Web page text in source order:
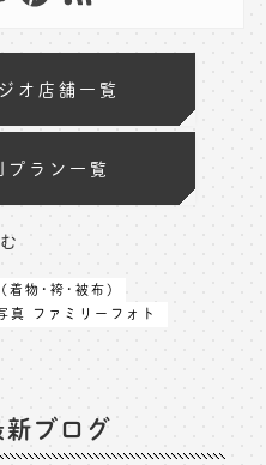
オ店舗一覧
ラン一覧
着物･袴･被布)
真 ファミリーフォト
ブログ